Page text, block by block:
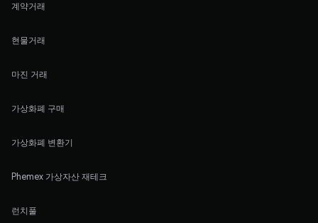
계약거래
현물거래
마진 거래
가상화폐 구매
가상화폐 변환기
Phemex 가상자산 재테크
런치풀